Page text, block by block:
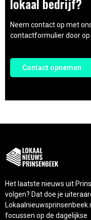
Neem contact op met
contactformulier door op
Contact opnemen
Het laatste nieuws uit
volgen? Dat doe je
focussen op de dagelijkse